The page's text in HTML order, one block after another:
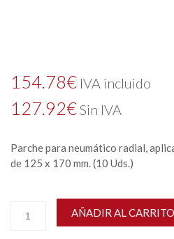
154.78€ IVA incluido
127.92€Sin IVA
Parche para neumático radial,
de 125 x 170 mm. (10 Uds.)
AÑADIR AL CARRITO